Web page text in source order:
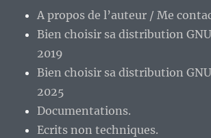
A propos de l’auteur / Me
Bien choisir sa distribution
2019
Bien choisir sa distribution
2025
Documentations.
Ecrits non techniques.